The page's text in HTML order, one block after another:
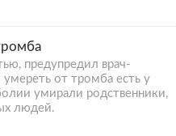
предупредил врач-
от тромба есть у
умирали родственники,
людей.